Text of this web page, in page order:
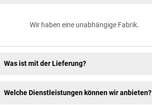
Wir haben eine unabhängige Fabrik.
Was ist mit der Lieferung?
Welche Dienstleistungen können wir anbieten?